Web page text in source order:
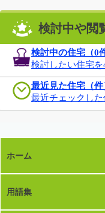
検討中や閲
検討中の住宅（0
検討したい住宅を
最近見た住宅（件
最近チェックした
ホーム
用語集